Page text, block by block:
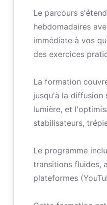
Le parcours
hebdomadaires
immédiate à vos
des exercices
La formation
jusqu'à la diffusion
lumière, et
stabilisateurs,
Le programme
transitions fluides,
plateformes